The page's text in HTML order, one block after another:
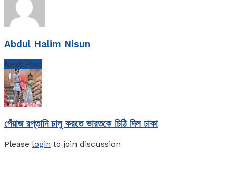
Abdul Halim Nisun
Next Post
পেঁয়াজ রপ্তানি চালু করতে ভারতকে চিঠি দিল ঢাকা
Please login to join discussion